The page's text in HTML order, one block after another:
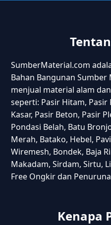
SumberMaterial.com
Bahan Bangunan
menjual material alam
seperti: Pasir Hitam, Pasir
Kasar, Pasir Beton, Pasir
Pondasi Belah, Batu
Merah, Batako, Hebel,
Wiremesh, Bondek, Baja
Makadam, Sirdam, Sirtu,
Free Ongkir dan
Kenapa